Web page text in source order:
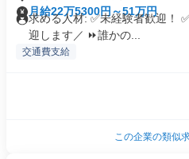
月給22万5300円～51万円
求める人材: ✅未経験者歓迎！
迎します／ ⏩誰かの...
交通費支給
この企業の類似